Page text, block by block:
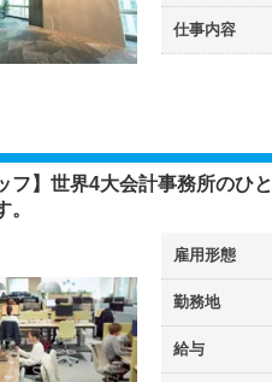
仕事内容
フ】世界4大会計事務所のひ
。
雇用形態
勤務地
給与